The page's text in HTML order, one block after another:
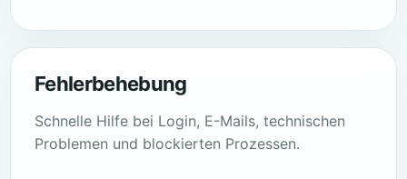
Fehlerbehebung
Schnelle Hilfe bei Login, E-Mails, technischen
Problemen und blockierten Prozessen.